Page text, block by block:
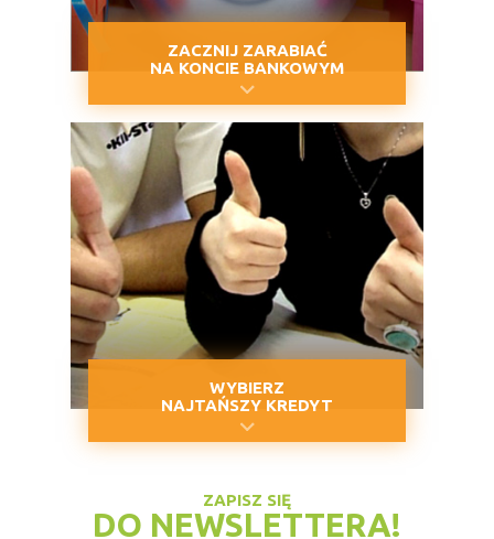
ZACZNIJ ZARABIAĆ
NA KONCIE BANKOWYM
WYBIERZ
NAJTAŃSZY KREDYT
ZAPISZ SIĘ
DO NEWSLETTERA!